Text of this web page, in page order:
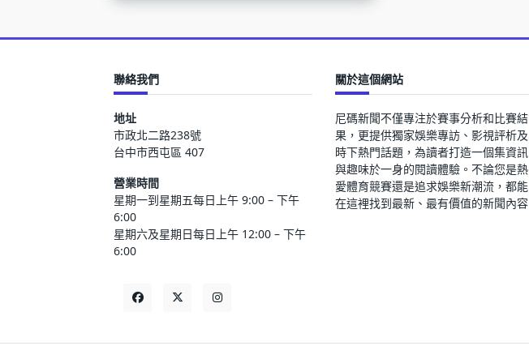
聯絡我們
地址
市政北二路238號
台中市西屯區 407
營業時間
星期一到星期五每日上午 9:00 – 下午
6:00
星期六及星期日每日上午 12:00 – 下午
6:00
關於這個網站
尼碼新聞不僅專注於賽事分析和比賽結
果，更提供獨家娛樂專訪、影視評析及
時下熱門話題，為讀者打造一個集資訊
與趣味於一身的閱讀體驗。不論您是熱
愛體育競賽還是追求娛樂新潮流，都能
在這裡找到最新、最有價值的新聞內容